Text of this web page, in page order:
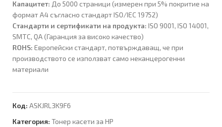
Капацитет: До 5000 страници (измерен при 5% покритие на
формат A4 съгласно стандарт ISO/IEC 19752)
Стандарти и сертификати на продукта: ISO 9001, ISO 14001,
SMTC, QA (Гаранция за високо качество)
ROHS: Европейски стандарт, потвърждаващ, че при
производството се използват само неканцерогенни
материали
Код: ASKJRL3K9F6
Категория: Тонер касети за HP